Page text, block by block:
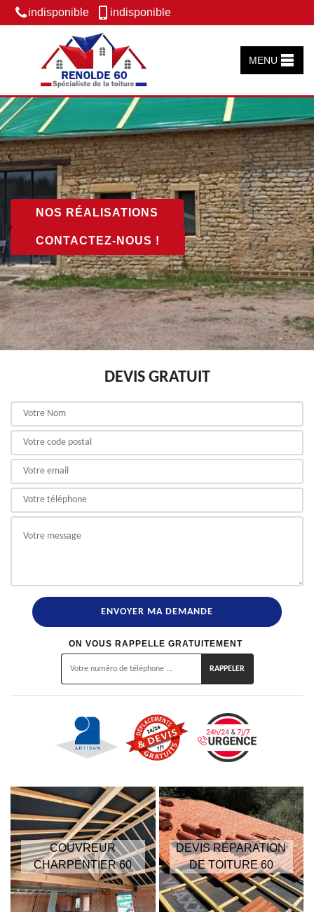
indisponible indisponible
MENU
NOS RÉALISATIONS
CONTACTEZ-NOUS !
DEVIS GRATUIT
ON VOUS RAPPELLE GRATUITEMENT
COUVREUR
CHARPENTIER 60
DEVIS RÉPARATION
DE TOITURE 60